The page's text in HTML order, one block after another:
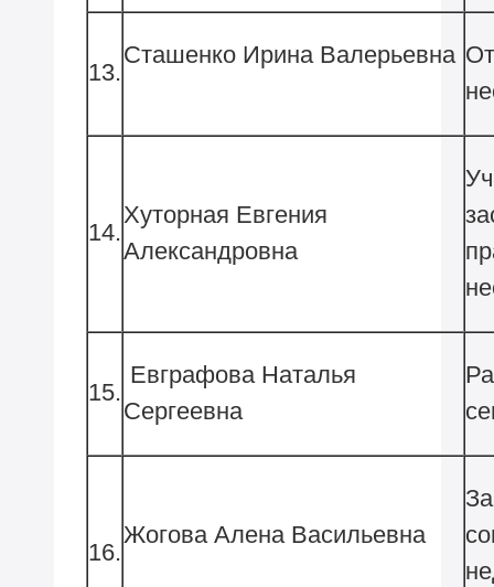
13.
Сташенко Ирина Валерьевна
14.
Хуторная Евгения
Александровна
15.
Евграфова Наталья
Сергеевна
16.
Жогова Алена Васильевна